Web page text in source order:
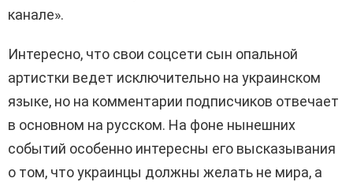
канале».
Интересно, что свои соцсети сын опальной
артистки ведет исключительно на украинском
языке, но на комментарии подписчиков отвечает
в основном на русском. На фоне нынешних
событий особенно интересны его высказывания
о том, что украинцы должны желать не мира, а